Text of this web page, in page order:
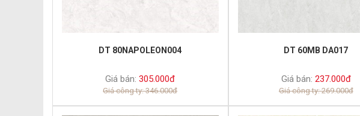
DT 80NAPOLEON004
Giá bán: 305.000đ
Giá công ty: 346.000đ
DT 60MB DA017
Giá bán: 237.000đ
Giá công ty: 269.000đ